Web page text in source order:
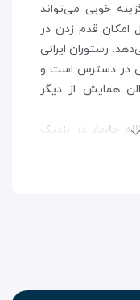
خوبی می‌تواند
امکان قدم زدن در
رستوران ایرانی
در دسترس است و
همایش از دیگر
چابهار
در نزدیک